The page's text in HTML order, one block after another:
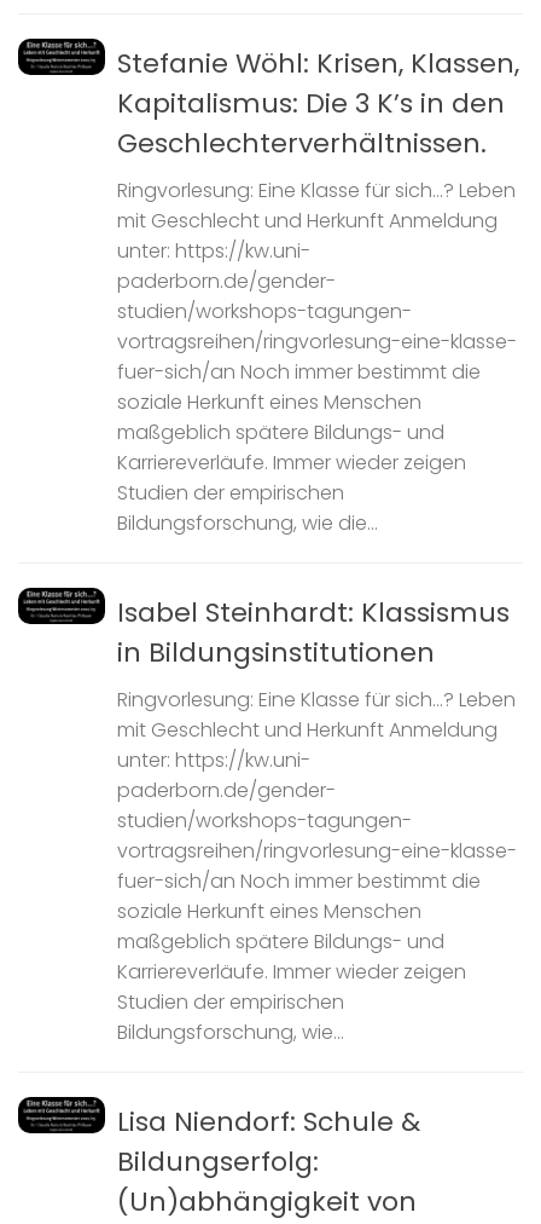
Stefanie Wöhl: Krisen, Klassen,
Kapitalismus: Die 3 K’s in den
Geschlechterverhältnissen.
Ringvorlesung: Eine Klasse für sich…? Leben
mit Geschlecht und Herkunft Anmeldung
unter: https://kw.uni-
paderborn.de/gender-
studien/workshops-tagungen-
vortragsreihen/ringvorlesung-eine-klasse-
fuer-sich/an Noch immer bestimmt die
soziale Herkunft eines Menschen
maßgeblich spätere Bildungs- und
Karriereverläufe. Immer wieder zeigen
Studien der empirischen
Bildungsforschung, wie die...
Isabel Steinhardt: Klassismus
in Bildungsinstitutionen
Ringvorlesung: Eine Klasse für sich…? Leben
mit Geschlecht und Herkunft Anmeldung
unter: https://kw.uni-
paderborn.de/gender-
studien/workshops-tagungen-
vortragsreihen/ringvorlesung-eine-klasse-
fuer-sich/an Noch immer bestimmt die
soziale Herkunft eines Menschen
maßgeblich spätere Bildungs- und
Karriereverläufe. Immer wieder zeigen
Studien der empirischen
Bildungsforschung, wie...
Lisa Niendorf: Schule &
Bildungserfolg:
(Un)abhängigkeit von